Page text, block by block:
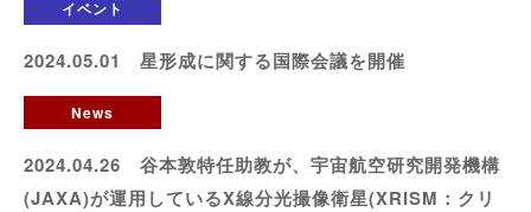
イベント
2024.05.01 星形成に関する国際会議を開催
News
2024.04.26 谷本敦特任助教が、宇宙航空研究開発機構
(JAXA)が運用しているX線分光撮像衛星(XRISM：クリ